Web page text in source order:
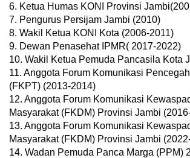
6. Ketua Humas KONI Provinsi
7. Pengurus Persijam Jambi (2010)
8. Wakil Ketua KONI Kota (2006-2011)
9. Dewan Penasehat IPMR( 2017-2022)
10. Wakil Ketua Pemuda Pancasila Kota
11. Anggota Forum Komunikasi
(FKPT) (2013-2014)
12. Anggota Forum Komunikasi
Masyarakat (FKDM) Provinsi Jambi
13. Anggota Forum Komunikasi
Masyarakat (FKDM) Provinsi Jambi
14. Wadan Pemuda Panca Marga (PPM)